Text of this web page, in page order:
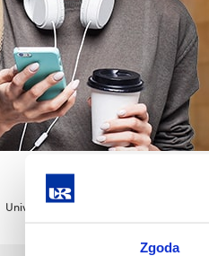
Zgoda
Uniwersytet